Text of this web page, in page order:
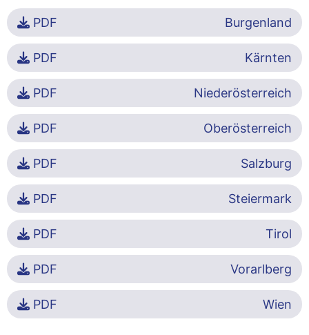
Burgenland
PDF
Kärnten
PDF
Niederösterreich
PDF
Oberösterreich
PDF
Salzburg
PDF
Steiermark
PDF
Tirol
PDF
Vorarlberg
PDF
Wien
PDF